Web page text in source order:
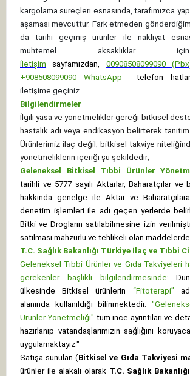
kargolama süreçleri esnasında, tarafımızca
aşaması mevcuttur. Fark etmeden
da tarihi geçmiş ürünler ile nakliyat
muhtemel aksaklıklar
İletişim
sayfamızdan, 00908508099090
+908508099090 WhatsApp telefon
iletişime geçiniz.
Bilgilendirmeler
İlgili yasa ve yönetmelikler gereği bitkisel
hastalık adı veya endikasyon belirterek tanıtım
Ürünlerimiz ilaç değil; bitkisel takviye
yönetmeliklerin içeriği şu şekildedir;
Geleneksel Bitkisel Tıbbi Ürünler
tarihli ve 5777 sayılı Aktarlar, Baharatçılar ve
hakkında genelge ile Aktar ve
denetim işlemleri ile adı geçen yerlerde
Bitki ve Drogların satılabilmesine izin
satılması mahzurlu ve tehlikeli olan
T.C. Sağlık Bakanlığı Türkiye İlaç ve Tıbbi
Geleneksel Tıbbi Ürünler ve Gıda Takviyeleri
gerekenler başlıklı bilgilendirmesinde:
ülkesinde Bitkisel ürünlerin “Fitoterapi”
alanında kullanıldığı bilinmektedir.
Ürünler Yönetmeliği" tüm ince ayrıntıları ve
hazırlanıp vatandaşlarımızın sağlığını
uygulamaktayız."
Satışa sunulan (Bitkisel ve Gıda Takviyesi
ürünler ile alakalı olarak T.C. Sağlık